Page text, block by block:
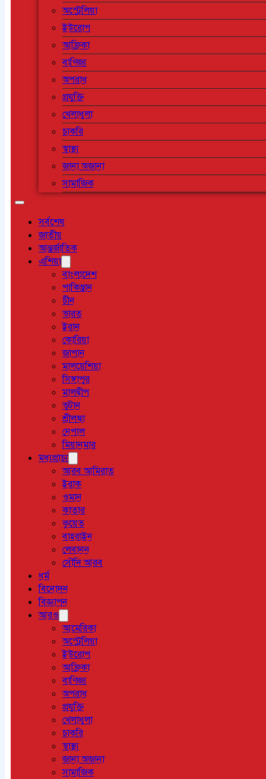
অস্ট্রেলিয়া
ইউরোপ
আফ্রিকা
বাণিজ্য
অপরাধ
প্রযুক্তি
খেলাধুলা
চাকরি
স্বাস্থ্য
জানা অজানা
সামাজিক
সর্বশেষ
জাতীয়
আন্তর্জাতিক
এশিয়া
বাংলাদেশ
পাকিস্তান
চীন
ভারত
ইরান
কোরিয়া
জাপান
মালয়েশিয়া
সিঙ্গাপুর
মালদ্বীপ
ভুটান
শ্রীলঙ্কা
নেপাল
মিয়ানমার
মধ্যপ্রাচ্য
আরব আমিরাত
ইরাক
ওমান
কাতার
কুয়েত
বাহরাইন
লেবানন
সৌদি আরব
ধর্ম
বিনোদন
বিজ্ঞাপন
আরও
আমেরিকা
অস্ট্রেলিয়া
ইউরোপ
আফ্রিকা
বাণিজ্য
অপরাধ
প্রযুক্তি
খেলাধুলা
চাকরি
স্বাস্থ্য
জানা অজানা
সামাজিক